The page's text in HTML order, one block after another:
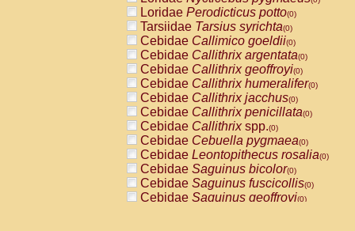
PitheciidaeCallicebus cupreus
PitheciidaeCallicebus donacophilus
PitheciidaeCallicebus moloch
PitheciidaeCallicebus torquatus
PitheciidaeCallicebusspp.(0)
PitheciidaeChiropotes satanas(0)
PitheciidaePithecia monachus
PitheciidaePithecia pithecia(0)
CercopithecidaeCercocebus agilis
CercopithecidaeCercocebus
CercopithecidaeCercocebus
CercopithecidaeCercocebus
CercopithecidaeCercocebus
CercopithecidaeCercocebushybrid
Loridae Perodicticus potto(0)
Tarsiidae Tarsius syrichta(0)
Cebidae Callimico goeldii(0)
Cebidae Callithrix argentata(0)
Cebidae Callithrix geoffroyi(0)
Cebidae Callithrix humeralifer(0)
Cebidae Callithrix jacchus(0)
Cebidae Callithrix penicillata(0)
Cebidae Callithrixspp.(0)
Cebidae Cebuella pygmaea(0)
Cebidae Leontopithecus rosalia(0)
Cebidae Saguinus bicolor(0)
Cebidae Saguinus fuscicollis(0)
Cebidae Saguinus geoffroyi(0)